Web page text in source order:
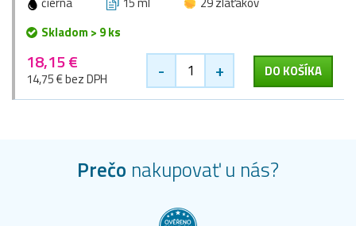
Skladom > 9 ks
18,15 €
14,75 € bez DPH - + DO KOŠÍKA
Prečo nakupovať u nás?